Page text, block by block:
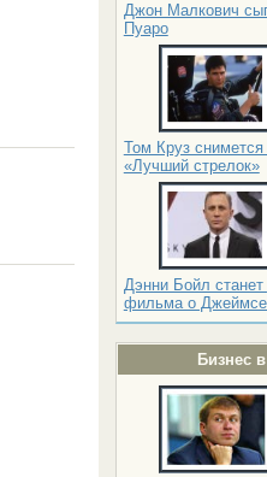
Джон Малкович
Пуаро
Том Круз снимется
«Лучший стрелок»
Дэнни Бойл
фильма о
Бизнес